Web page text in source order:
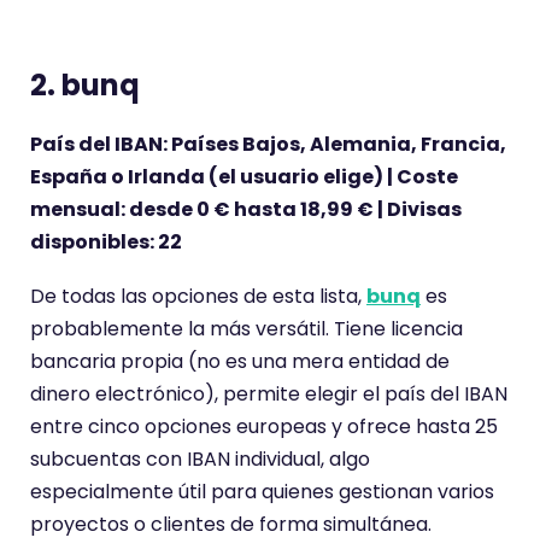
i
o
t
i
n
e
u
n
a
p
u
n
2. bunq
País del IBAN: Países Bajos, Alemania, Francia,
España o Irlanda (el usuario elige) | Coste
mensual: desde 0 € hasta 18,99 € | Divisas
disponibles: 22
De todas las opciones de esta lista, bunq es
probablemente la más versátil. Tiene licencia
bancaria propia (no es una mera entidad de
dinero electrónico), permite elegir el país del IBAN
entre cinco opciones europeas y ofrece hasta 25
subcuentas con IBAN individual, algo
especialmente útil para quienes gestionan varios
proyectos o clientes de forma simultánea.